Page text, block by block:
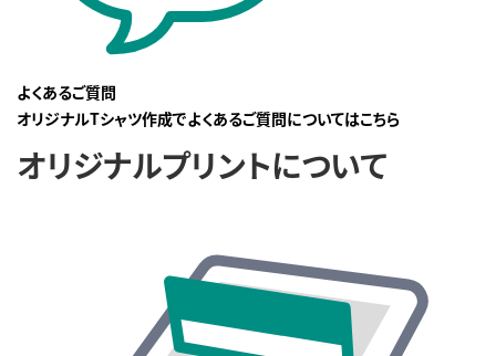
よくあるご質問
オリジナルTシャツ作成でよくあるご質問についてはこちら
オリジナルプリントについて